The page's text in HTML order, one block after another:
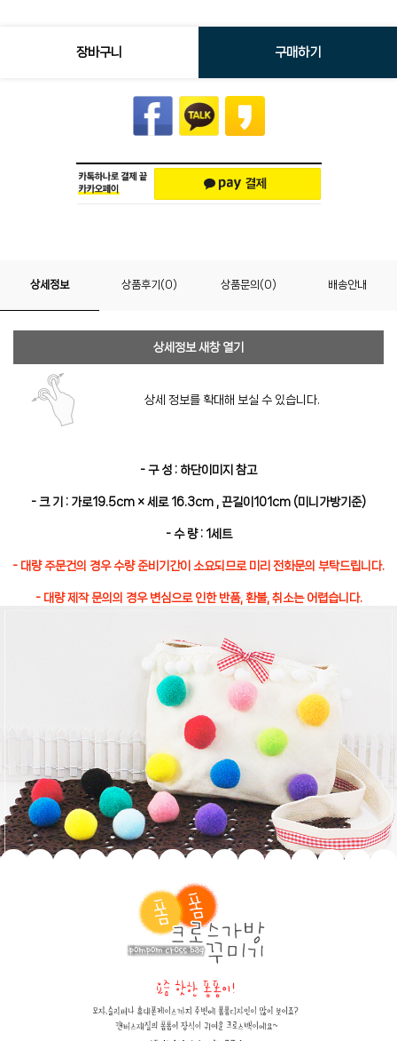
장바구니 구매하기
상세정보 상품후기(0) 상품문의(0) 배송안내
상세정보 새창 열기
상세 정보를 확대해 보실 수 있습니다.
- 구 성 : 하단이미지 참고
- 크 기 : 가로19.5cm × 세로 16.3cm , 끈길이101cm (미니가방기준)
- 수 량 : 1세트
- 대량 주문건의 경우 수량 준비기간이 소요되므로 미리 전화문의 부탁드립니다.
- 대량 제작 문의의 경우 변심으로 인한 반품, 환불, 취소는 어렵습니다.